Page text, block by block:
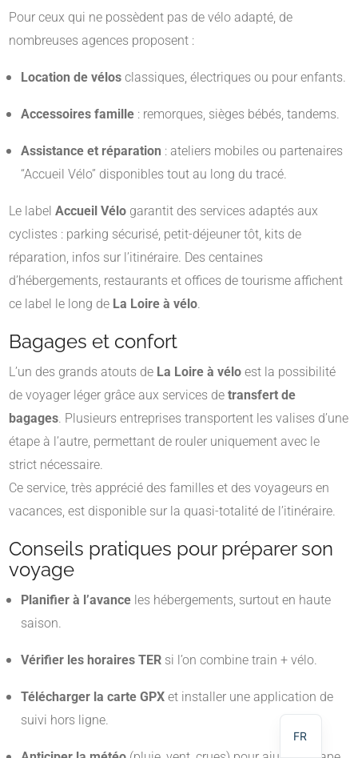
Pour ceux qui ne possèdent pas de vélo adapté, de
nombreuses agences proposent :
Location de vélos classiques, électriques ou pour enfants.
Accessoires famille : remorques, sièges bébés, tandems.
Assistance et réparation : ateliers mobiles ou partenaires
“Accueil Vélo” disponibles tout au long du tracé.
Le label Accueil Vélo garantit des services adaptés aux
cyclistes : parking sécurisé, petit-déjeuner tôt, kits de
réparation, infos sur l’itinéraire. Des centaines
d’hébergements, restaurants et offices de tourisme affichent
ce label le long de La Loire à vélo.
Bagages et confort
L’un des grands atouts de La Loire à vélo est la possibilité
de voyager léger grâce aux services de transfert de
bagages. Plusieurs entreprises transportent les valises d’une
étape à l’autre, permettant de rouler uniquement avec le
strict nécessaire.
Ce service, très apprécié des familles et des voyageurs en
vacances, est disponible sur la quasi-totalité de l’itinéraire.
Conseils pratiques pour préparer son
voyage
Planifier à l’avance les hébergements, surtout en haute
saison.
Vérifier les horaires TER si l’on combine train + vélo.
Télécharger la carte GPX et installer une application de
suivi hors ligne.
FR
NL